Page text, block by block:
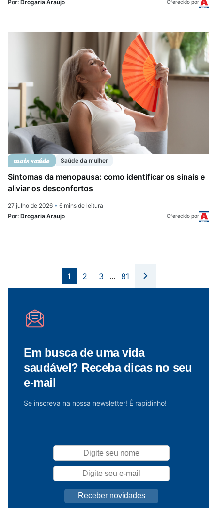
Por: Drogaria Araujo Oferecido por
Saúde da mulher
Sintomas da menopausa: como identificar os sinais e
aliviar os desconfortos
27 julho de 2026 • 6 mins de leitura
Por: Drogaria Araujo Oferecido por
1 2 3 ... 81
Em busca de uma vida
saudável? Receba dicas no seu
e-mail
Se inscreva na nossa newsletter! É rapidinho!